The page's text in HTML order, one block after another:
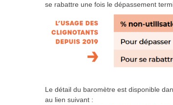
se rabattre une fois le dépassement
Le détail du baromètre est disponible
au lien suivant :